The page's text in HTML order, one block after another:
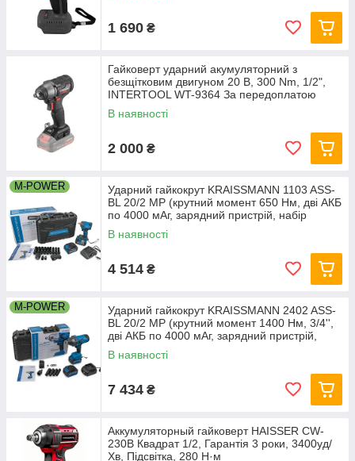
1 690 ₴
Гайковерт ударний акумуляторний з
безщітковим двигуном 20 В, 300 Nm, 1/2",
INTERTOOL WT-9364 За передоплатою
В наявності
2 000 ₴
M-POWER
Ударний гайкокрут KRAISSMANN 1103 ASS-
BL 20/2 MP (крутний момент 650 Нм, дві АКБ
по 4000 мАг, зарядний пристрій, набір
головок.
В наявності
4 514 ₴
M-POWER
Ударний гайкокрут KRAISSMANN 2402 ASS-
BL 20/2 MP (крутний момент 1400 Нм, 3/4'',
дві АКБ по 4000 мАг, зарядний пристрій,
кейс)
В наявності
7 434 ₴
Аккумуляторный гайковерт HAISSER CW-
230B Квадрат 1/2, Гарантія 3 роки, 3400уд/
Хв, Підсвітка, 280 Н·м